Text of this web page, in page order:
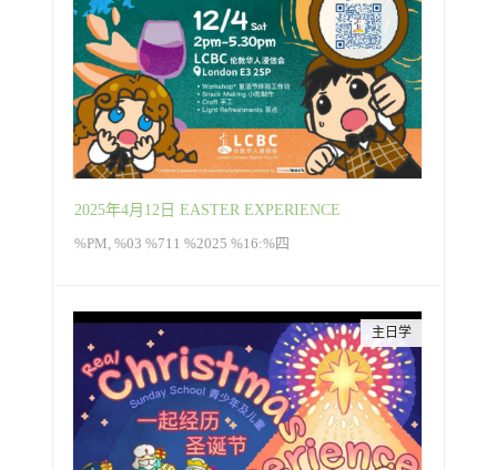
2025年4月12日 EASTER EXPERIENCE
%PM, %03 %711 %2025 %16:%四
主日学